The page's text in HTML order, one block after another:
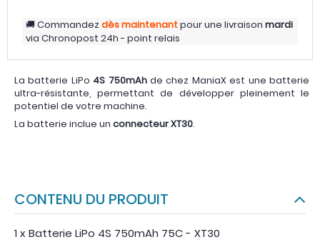
Commandezdès maintenantpour une livraison mardi
via Chronopost 24h - point relais
La batterie LiPo 4S 750mAhde chez ManiaX est une batterie
ultra-résistante, permettant de développer pleinement le
potentiel de votre machine.
La batterie inclue un connecteur XT30.
CONTENU DU PRODUIT
1 x Batterie LiPo 4S 750mAh 75C - XT30